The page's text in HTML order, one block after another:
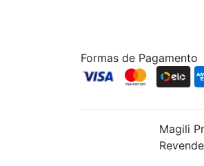
Formas de Pagamento
Magili